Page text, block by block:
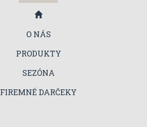
O NÁS
PRODUKTY
SEZÓNA
FIREMNÉ DARČEKY